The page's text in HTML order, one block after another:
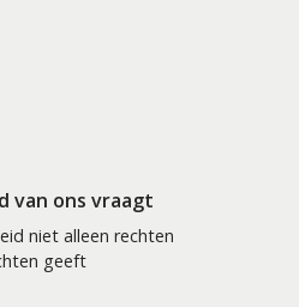
van ons vraagt
niet alleen rechten
geeft